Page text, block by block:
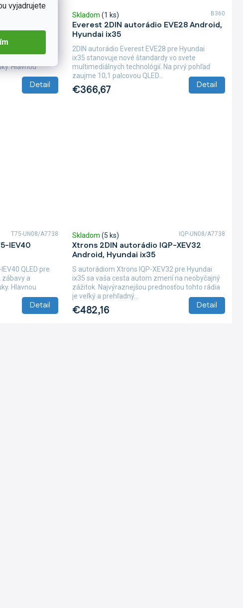
vyjadrujete
Detail
Hlavnou
Everest 2DIN autorádio EVE28 Android,
Hyundai ix35
Skladom (1 ks)
€366,67 Detail
2DIN autorádio Everest EVE28 pre Hyundai
ix35 stanovuje nové štandardy vo svete
multimediálnych technológií. Na prvý pohľad
zaujme 10,1 palcovou QLED...
B360
IEV40
Detail
QLED pre
zábavy a
Hlavnou
T75-UN08/A7738
Xtrons 2DIN autorádio IQP-XEV32
Android, Hyundai ix35
Skladom (5 ks)
€482,16 Detail
S autorádiom Xtrons IQP-XEV32 pre Hyundai
ix35 sa vaša cesta autom zmení na neobyčajný
zážitok. Najvýraznejšou prednosťou tohto rádia
je veľký a prehľadný...
IQP-UN08/A7738